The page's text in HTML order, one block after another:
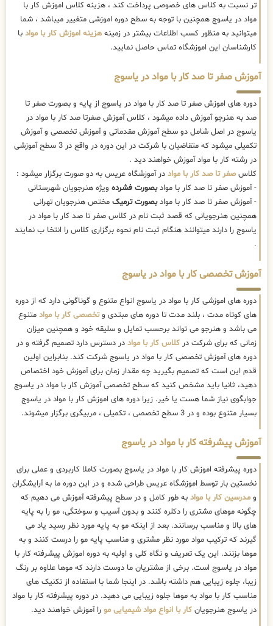
تر نسبت به کلاس های خصوصی پرداخت کند ، هزینه کلاس اموزش کار با
مواد در یاسوج همچنین با توجه به سطح دوره اموزشی متغییر میباشد ، شما
میتوانید به منظور کسب اطلاعات بیشتر در زمینه هزینه اموزش کار با مواد با
کارشناسان این اموزشگاه تماس حاصل نمایید.
آموزش صفر تا صد کار با مواد در یاسوج
دوره های اموزش صفر تا صد کار با مواد در یاسوج از پایه و بصورت صفر تا
صد به هنرجو آموزش داده میشود ، کلاس آموزش صفرتا صد کار با مواد در
یاسوج در اصل شامل دو سطح آموزش مقدماتی و آموزش تخصصی و آموزش
تکمیلی میشود که متقاضیان با شرکت در این دوره در واقع در 3 سطح آموزشی
در رشته کار با مواد آموزش خواهند دید .
کلاسصفر تا صد کار با مواد در آموزشگاه عریس به دو صورت برگزار میشود :
- آموزش صفر تا صد کار با موادبصورت فشرده ویژه هنرجویان شهرستانی
- آموزش صفر تا صد کار با موادبصورت ترمیک مختص هنرجویان تهرانی
همچنین هنرجویانی که قصد ثبت نام در کلاس صفر تا صد کار با مواد در
یاسوج را دارند میتوانند هنگام ثبت نام نحوه برگزاری کلاس را انتخا ب نمایند
.
آموزش تخصصی کار با مواد در یاسوج
دوره های اموزشی کار با مواد در یاسوج انواع متنوع و گوناگونی دارد که از دوره
های کوتاه مدت ، بلند مدت تا دوره های مبتدی وتخصصی کار با مواد متنوع
می باشد و هنرجو می تواند برحسب تمایل و سلیقه خود و همچنین میزان
زمانی که برای شرکت در کلاس کار با مواد در دسترس دارد تصمیم گرفته و در
دوره های آموزش تخصصی کار با مواد در یاسوج شرکت کند. بنابراین اولین
قدم این است که تصمیم بگیرید چه مقدار زمان برای آموزش خود اختصاص
دهید، ثانیا باید مشخص کنید که سطح تخصصی آموزش کار با مواد در یاسوج
جوابگوی نیاز شما هست یا خیر. زیرا دوره های اموزش کار با مواد در یاسوج
بسیار متنوع بوده و در 3 سطح تخصصی ، تکمیلی ، مربیگری برگزار میشوند.
آموزش پیشرفته کار با مواد در یاسوج
دوره پیشرفته اموزش کار با مواد در یاسوج بصورت کاملا کاربردی و عملی برای
نخستین بار توسط اموزشگاه عریس طراحی شده و در این دوره ما به آرایشگران
و مدرسین کار با مواد به طور کامل و در سطح پیشرفته آموزش می دهیم که
چگونه موهای مشتری را دکلره کنند و بدون آسیب و سوختگی، مو را به پایه
های بالا و مناسب برسانند. بعد از اینکه مو به پایه مورد نظر رسید یاد می
گیرند که ترکیب مواد مورد نظر مشتری و مناسب پایه مو را درست کنند و به
موها بزنند. این یک تعریف و نگاه کلی و اولیه به دوره اموزش پیشرفته کار با
مواد در یاسوج است. برخی از مشتریان ما دوست دارند که موها علاوه بر رنگ
زیبا، جلوه زیبایی هم داشته باشد. در اینجا شما با استفاده از تکنیک های
مناسب کار با مواد به موها جلوه زیبایی می دهید. در دوره پیشرفته کار با مواد
در یاسوج هنرجویان کار با انواع مواد شیمیایی مو را آموزش خواهند دید.